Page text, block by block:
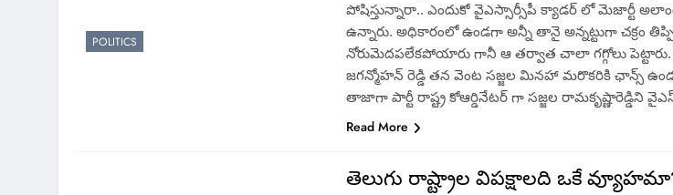
POLITICS
పోషిస్తున్నారా.. ఎందుకో వైఎస్సార్సీపీ క్యాడర్ లో మెజార్టీ
ఉన్నారు. అధికారంలో ఉండగా అన్నీ తానై అన్నట్టుగా చక్రం
నోరుమెదపలేకపోయారు గానీ ఆ తర్వాత చాలా గగ్గోలు
జగన్మోహన్ రెడ్డి తన వెంట సజ్జల మినహా మరొకరికి ఛాన్స్
తాజాగా పార్టీ రాష్ట్ర కోఆర్డినేటర్ గా సజ్జల రామకృష్ణారెడ్డిని
Read More
తెలుగు రాష్ట్రాల విపక్షాలది ఒకే